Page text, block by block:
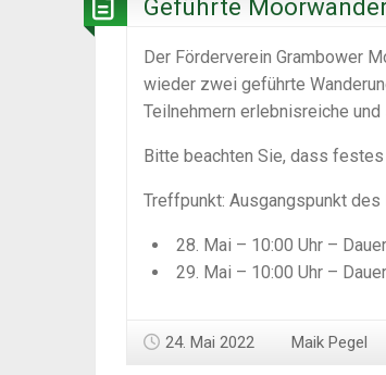
Geführte
Der Förderverein Grambower
wieder zwei geführte
Teilnehmern erlebnisreiche
Bitte beachten Sie, dass
Treffpunkt: Ausgangspunkt des
28. Mai – 10:00 Uhr –
29. Mai – 10:00 Uhr –
24. Mai 2022 Maik Pegel